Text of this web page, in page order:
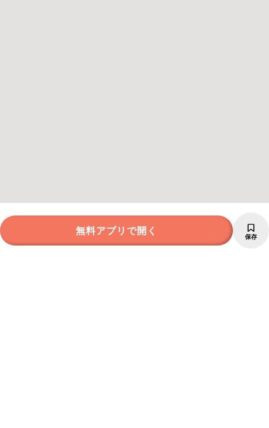
無料アプリで開く 保存